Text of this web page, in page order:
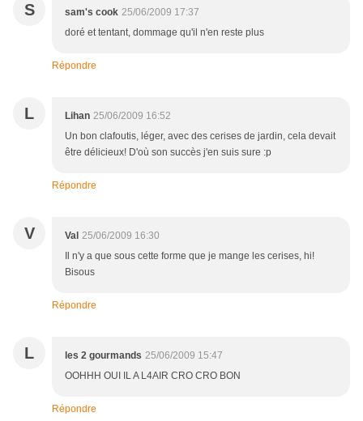
S sam's cook 25/06/2009 17:37
doré et tentant, dommage qu'il n'en reste plus
Répondre
L Lihan 25/06/2009 16:52
Un bon clafoutis, léger, avec des cerises de jardin, cela devait
être délicieux! D'où son succès j'en suis sure :p
Répondre
V Val 25/06/2009 16:30
Il n'y a que sous cette forme que je mange les cerises, hi!
Bisous
Répondre
L les 2 gourmands 25/06/2009 15:47
OOHHH OUI IL A L4AIR CRO CRO BON
Répondre